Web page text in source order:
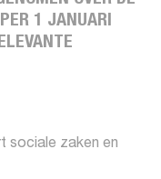
1 JANUARI
sociale zaken en